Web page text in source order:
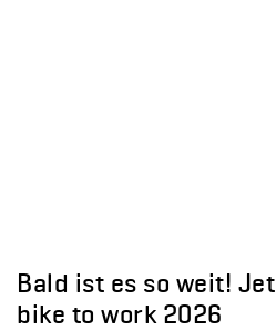
Bald ist es so weit!
bike to work 2026